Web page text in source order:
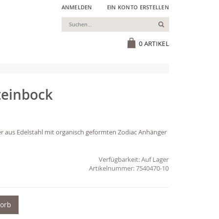
ANMELDEN EIN KONTO ERSTELLEN
0 ARTIKEL
Suchen
aus Edelstahl mit organisch geformten Zodiac Anhänger
Verfügbarkeit:Auf Lager
7540470-10